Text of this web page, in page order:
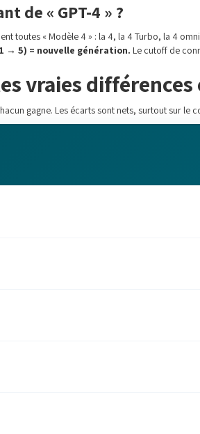
de « GPT-4 » ?
toutes « Modèle 4 » : la 4, la 4 Turbo, la 4
→ 5) = nouvelle génération. Le cutoff de
vraies
gagne. Les écarts sont nets, surtout sur le